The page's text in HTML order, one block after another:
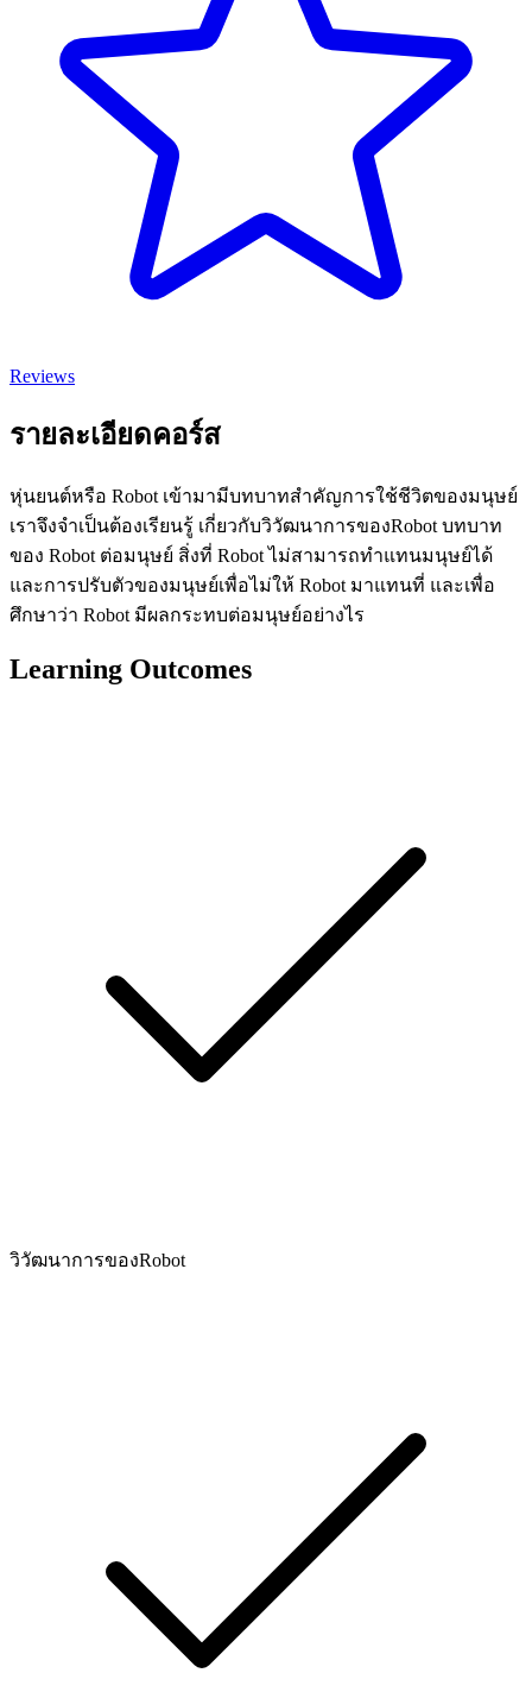
Reviews
รายละเอียดคอร์ส
หุ่นยนต์หรือ Robot เข้ามามีบทบาทสำคัญการใช้ชีวิตของมนุษย์
เราจึงจำเป็นต้องเรียนรู้ เกี่ยวกับวิวัฒนาการของRobot บทบาท
ของ Robot ต่อมนุษย์ สิ่งที่ Robot ไม่สามารถทำแทนมนุษย์ได้
และการปรับตัวของมนุษย์เพื่อไม่ให้ Robot มาแทนที่ และเพื่อ
ศึกษาว่า Robot มีผลกระทบต่อมนุษย์อย่างไร
Learning Outcomes
วิวัฒนาการของRobot